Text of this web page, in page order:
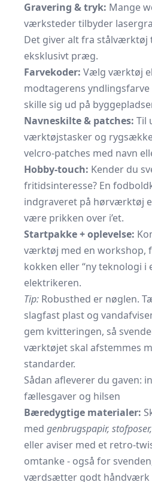
Gravering & tryk: Mange
værksteder tilbyder
Det giver alt fra stål­værktøj
eksklusivt præg.
Farvekoder: Vælg værktøj
modtagerens
skille sig ud på
Navneskilte & patches: Til
værktøjstasker og
velcro-patches med navn
Hobby-touch: Kender du
fritidsinteresse? En
indgraveret på hørværktøj
være prikken over i’et.
Startpakke + oplevelse:
værktøj med en workshop,
kokken eller “ny teknologi i
elektrikeren.
Tip: Robusthed er nøglen.
slagfast plast og
gem kvitteringen, så
værktøjet skal afstemmes
standarder.
Sådan afleverer du gaven:
fællesgaver og hilsen
Bæredygtige materialer:
med genbrugspapir,
eller aviser med et retro-
omtanke - også for
værdsætter godt håndværk